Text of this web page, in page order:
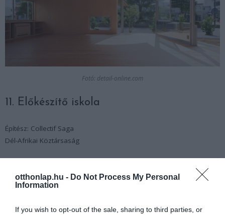
otthonlap.hu - Do Not Process My Personal
Information
If you wish to opt-out of the sale, sharing to third parties, or
Fotó: detail-online.com
11. Előkészítő iskola
Építész: Collectif Saga
Dél-Afrikai Köztársaság